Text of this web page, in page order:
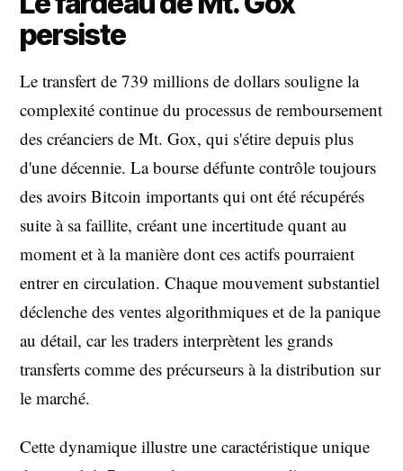
persiste
Le transfert de 739 millions de dollars souligne la
complexité continue du processus de remboursement
des créanciers de Mt. Gox, qui s'étire depuis plus
d'une décennie. La bourse défunte contrôle toujours
des avoirs Bitcoin importants qui ont été récupérés
suite à sa faillite, créant une incertitude quant au
moment et à la manière dont ces actifs pourraient
entrer en circulation. Chaque mouvement substantiel
déclenche des ventes algorithmiques et de la panique
au détail, car les traders interprètent les grands
transferts comme des précurseurs à la distribution sur
le marché.
Cette dynamique illustre une caractéristique unique